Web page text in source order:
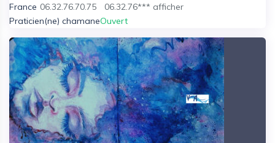
France 06.32.76.70.75 06.32.76*** afficher
Praticien(ne) chamaneOuvert